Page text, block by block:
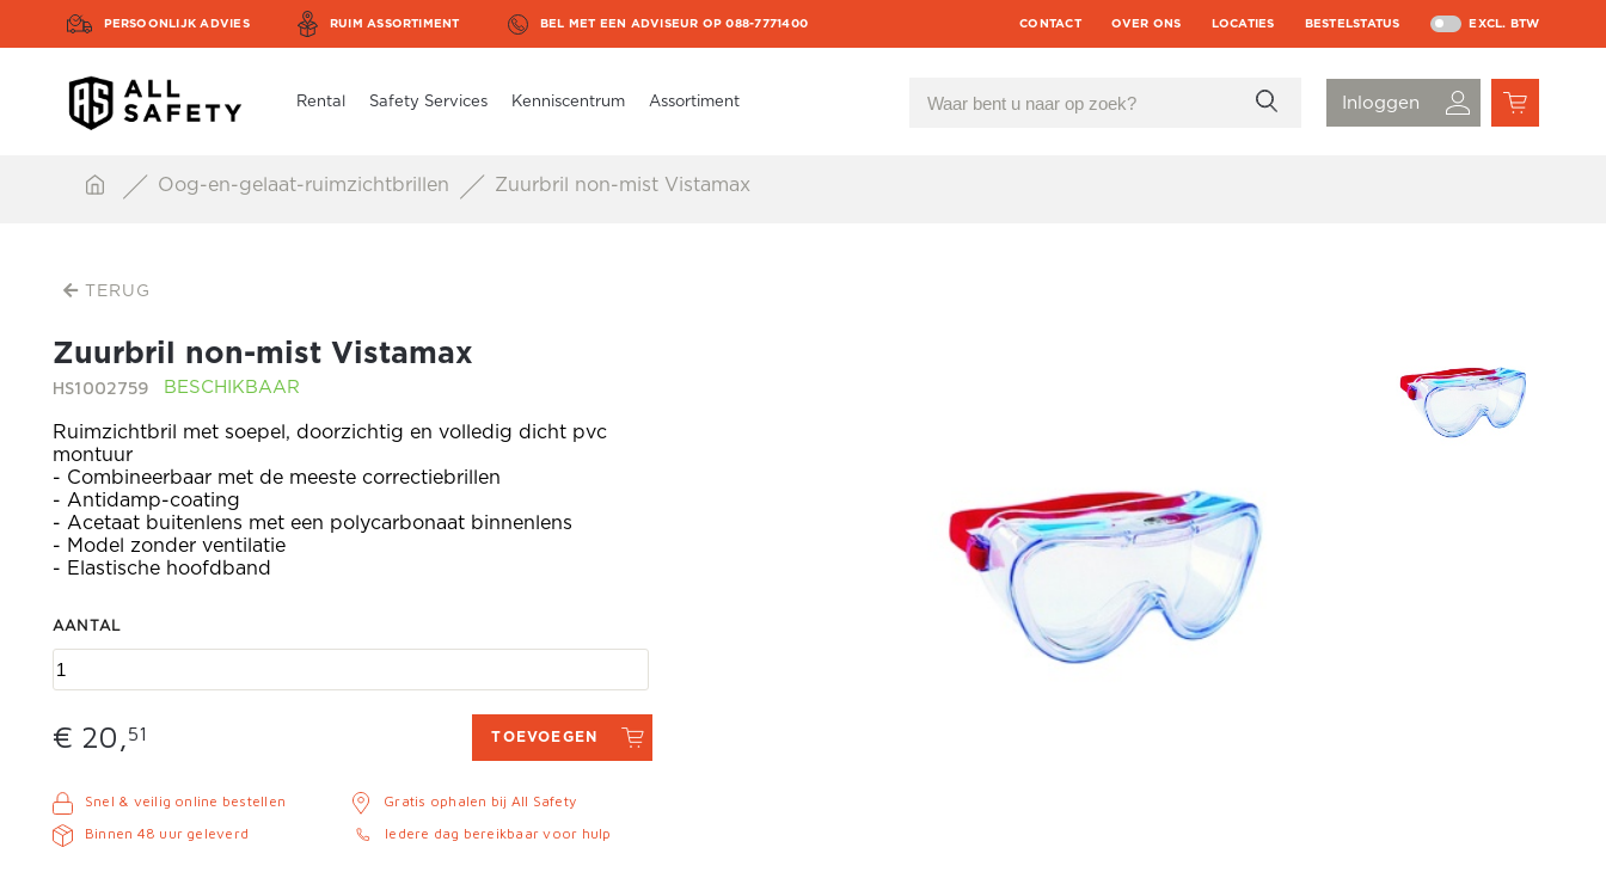
PERSOONLIJK ADVIES RUIM ASSORTIMENT BEL MET EEN ADVISEUR OP 088-7771400 CONTACT OVER ONS LOCATIES BESTELSTATUS EXCL. BTW
Rental Safety Services Kenniscentrum Assortiment
Oog-en-gelaat-ruimzichtbrillen Zuurbril non-mist Vistamax
TERUG
Zuurbril non-mist Vistamax
HS1002759 BESCHIKBAAR
Ruimzichtbril met soepel, doorzichtig en volledig dicht pvc
montuur
- Combineerbaar met de meeste correctiebrillen
- Antidamp-coating
- Acetaat buitenlens met een polycarbonaat binnenlens
- Model zonder ventilatie
- Elastische hoofdband
AANTAL
€ 20,51 TOEVOEGEN
Snel & veilig online bestellen
Binnen 48 uur geleverd
Gratis ophalen bij All Safety
Iedere dag bereikbaar voor hulp